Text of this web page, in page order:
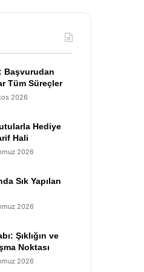
Başvurudan
Tüm Süreçler
2026
Hediye
Hali
2026
Sık Yapılan
2026
Şıklığın ve
Noktası
2026